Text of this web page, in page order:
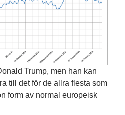
Trump, men han kan
till det för de allra flesta som
form av normal europeisk